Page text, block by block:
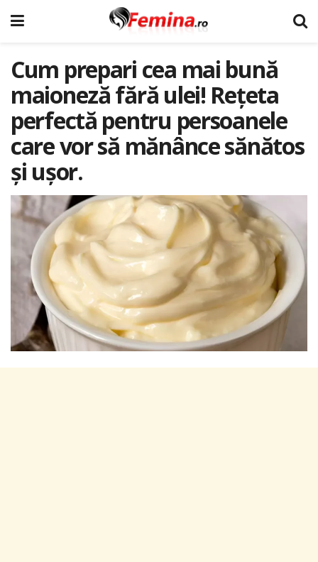
Cum prepari cea mai bună
maioneză fără ulei! Rețeta
perfectă pentru persoanele
care vor să mănânce sănătos
și ușor.